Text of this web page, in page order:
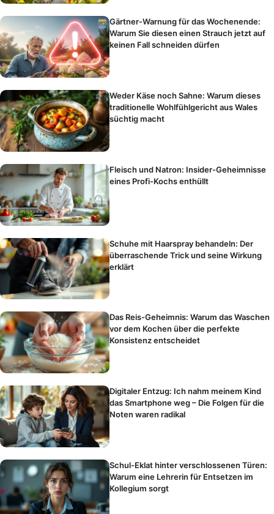
Gärtner-Warnung für das Wochenende:
Warum Sie diesen einen Strauch jetzt auf
keinen Fall schneiden dürfen
Weder Käse noch Sahne: Warum dieses
traditionelle Wohlfühlgericht aus Wales
süchtig macht
Fleisch und Natron: Insider-Geheimnisse
eines Profi-Kochs enthüllt
Schuhe mit Haarspray behandeln: Der
überraschende Trick und seine Wirkung
erklärt
Das Reis-Geheimnis: Warum das Waschen
vor dem Kochen über die perfekte
Konsistenz entscheidet
Digitaler Entzug: Ich nahm meinem Kind
das Smartphone weg – Die Folgen für die
Noten waren radikal
Schul-Eklat hinter verschlossenen Türen:
Warum eine Lehrerin für Entsetzen im
Kollegium sorgt